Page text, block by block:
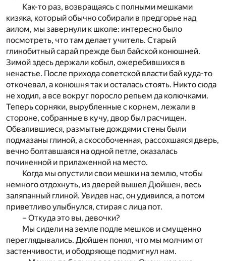
Как-то раз, возвращаясь с полными мешками
кизяка, который обычно собирали в предгорье над
аилом, мы завернули к школе: интересно было
посмотреть, что там делает учитель. Старый
глинобитный сарай прежде был байской конюшней.
Зимой здесь держали кобыл, ожеребившихся в
ненастье. После прихода советской власти бай куда-то
откочевал, а конюшня так и осталась стоять. Никто сюда
не ходил, а все вокруг поросло репьем да колючками.
Теперь сорняки, вырубленные с корнем, лежали в
стороне, собранные в кучу, двор был расчищен.
Обвалившиеся, размытые дождями стены были
подмазаны глиной, а скособоченная, рассохшаяся дверь,
вечно болтавшаяся на одной петле, оказалась
починенной и прилаженной на место.
Когда мы опустили свои мешки на землю, чтобы
немного отдохнуть, из дверей вышел Дюйшен, весь
заляпанный глиной. Увидев нас, он удивился, а потом
приветливо улыбнулся, стирая с лица пот.
– Откуда это вы, девочки?
Мы сидели на земле подле мешков и смущенно
переглядывались. Дюйшен понял, что мы молчим от
застенчивости, и ободряюще подмигнул нам.